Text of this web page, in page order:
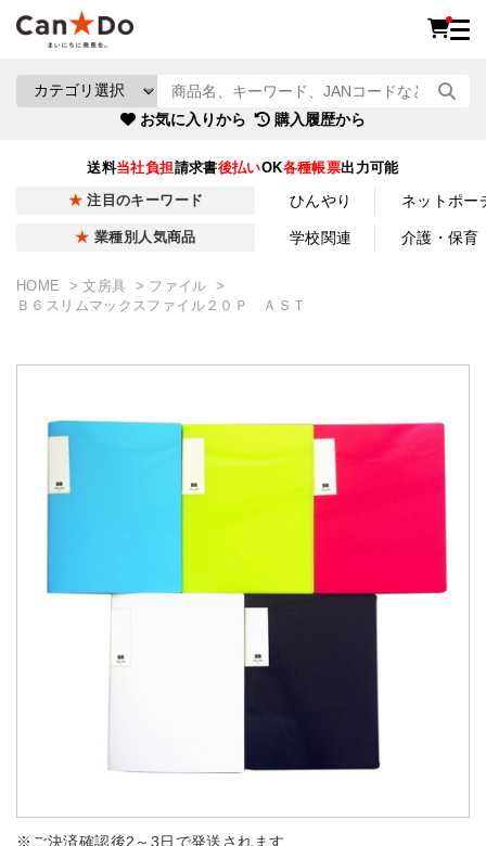
お気に入りから 購入履歴から
送料当社負担請求書後払いOK各種帳票出力可能
注目のキーワード ひんやり ネットポー
業種別人気商品 学校関連 介護・保育
HOME 文房具
ファイル
Ｂ６スリムマックスファイル２０Ｐ ＡＳＴ
※ご決済確認後2～3日で発送されます